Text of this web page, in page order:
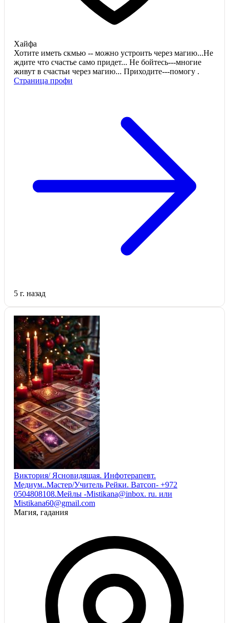
Хайфа
Хотите иметь скмью -- можно устроить через магию...Не
ждите что счастье само придет... Не бойтесь---многие
живут в счастьи через магию... Приходите---помогу .
Страница профи
5 г. назад
Виктория/ Ясновидящая. Инфотерапевт.
Медиум..Мастер/Учитель Рейки. Ватсоп- +972
0504808108.Мейлы -Mistikana@inbox. ru. или
Mistikana60@gmail.com
Магия, гадания